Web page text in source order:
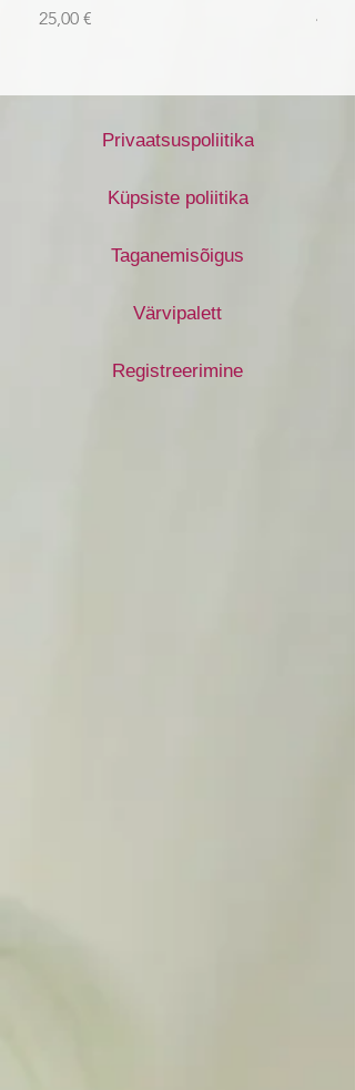
Price
25,00 €
Price
43,56
Privaatsuspoliitika
Küpsiste poliitika
Taganemisõigus
Värvipalett
Registreerimine